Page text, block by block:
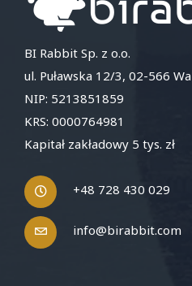
BI Rabbit Sp. z o.o.
ul. Puławska 12/3, 02-566
NIP: 5213851859
KRS: 0000764981
Kapitał zakładowy 5 tys. zł
+48 728 430 029
info@birabbit.com